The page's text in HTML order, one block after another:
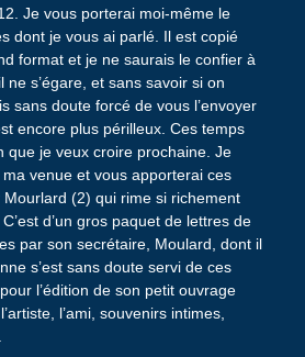
Je vous porterai moi-même le
dont je vous ai parlé. Il est copié
format et je ne saurais le confier à
ne s’égare, et sans savoir si on
sans doute forcé de vous l’envoyer
encore plus périlleux. Ces temps
que je veux croire prochaine. Je
venue et vous apporterai ces
(2) qui rime si richement
d’un gros paquet de lettres de
par son secrétaire, Moulard, dont il
s’est sans doute servi de ces
l’édition de son petit ouvrage
l’ami, souvenirs intimes,